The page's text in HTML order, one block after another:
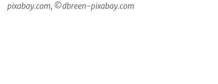
pixabay.com, ©dbreen-pixabay.com